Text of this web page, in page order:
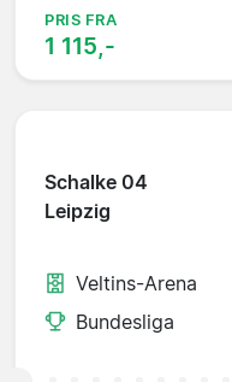
PRIS FRA
1 115,-
Schalke 04
Leipzig
Veltins-Arena
Bundesliga